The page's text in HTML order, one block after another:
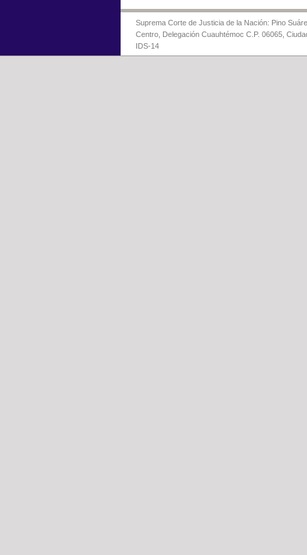
Suprema Corte de Justicia de la Nación: Pino
Centro, Delegación Cuauhtémoc C.P. 06065,
IDS-14